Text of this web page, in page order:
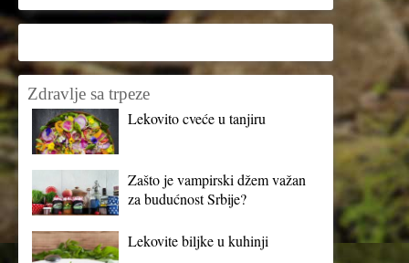
Zdravlje sa trpeze
Lekovito cveće u tanjiru
Zašto je vampirski džem važan
za budućnost Srbije?
Lekovite biljke u kuhinji